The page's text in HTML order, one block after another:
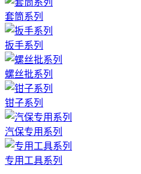
套筒系列
扳手系列
螺丝批系列
钳子系列
汽保专用系列
专用工具系列